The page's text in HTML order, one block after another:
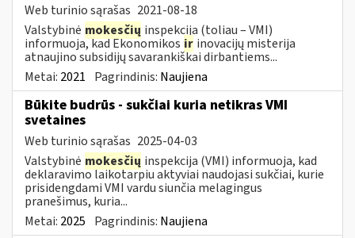
Web turinio sąrašas 2021-08-18
Valstybinė mokesčių inspekcija (toliau – VMI)
informuoja, kad Ekonomikos ir inovacijų misterija
atnaujino subsidijų savarankiškai dirbantiems...
Metai: 2021 Pagrindinis: Naujiena
Būkite budrūs - sukčiai kuria netikras VMI
svetaines
Web turinio sąrašas 2025-04-03
Valstybinė mokesčių inspekcija (VMI) informuoja, kad
deklaravimo laikotarpiu aktyviai naudojasi sukčiai, kurie
prisidengdami VMI vardu siunčia melagingus
pranešimus, kuria...
Metai: 2025 Pagrindinis: Naujiena